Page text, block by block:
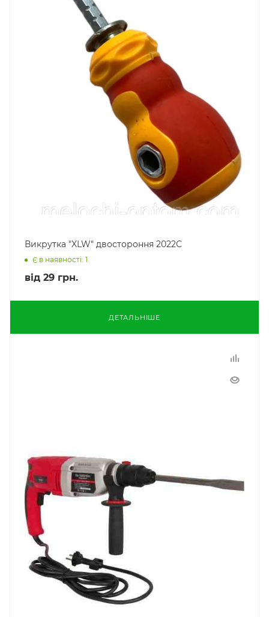
Викрутка "XLW" двостороння 2022С
Є в наявності: 1
від 29 грн.
ДЕТАЛЬНІШЕ